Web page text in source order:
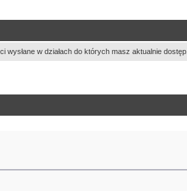
w działach do których masz aktualnie dostęp.